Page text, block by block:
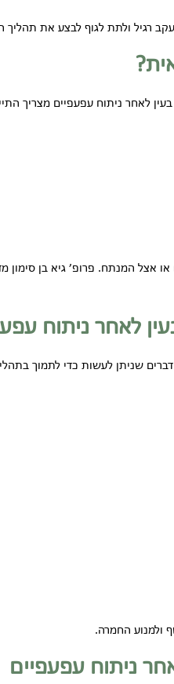
רגיל ולתת לגוף לבצע את תהליך
לאחר ניתוח עפעפיים מצריך
אצל המנתח. פרופ׳ גיא בן סימון
לאחר ניתוח
שניתן לעשות כדי לתמוך
ולמנוע החמרה.
ניתוח עפעפיים